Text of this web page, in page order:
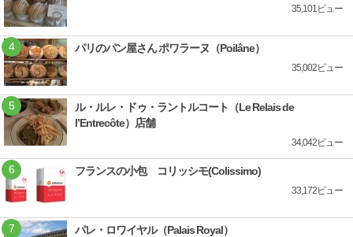
35,101ビュー
パリのパン屋さん ポワラーヌ（Poilâne）
35,002ビュー
ル・ルレ・ドゥ・ラントルコート（Le Relais de
l’Entrecôte）店舗
34,042ビュー
フランスの小包 コリッシモ(Colissimo)
33,172ビュー
パレ・ロワイヤル（Palais Royal）